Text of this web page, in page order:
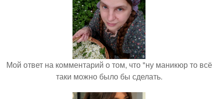
Мой ответ на комментарий о том, что "ну маникюр то всё
таки можно было бы сделать.